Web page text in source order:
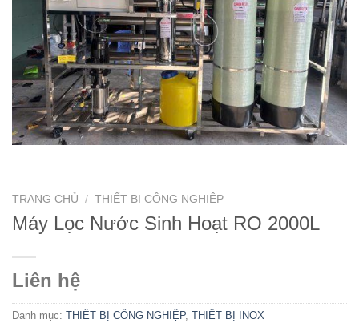
TRANG CHỦ / THIẾT BỊ CÔNG NGHIỆP
Máy Lọc Nước Sinh Hoạt RO 2000L
Liên hệ
Danh mục: THIẾT BỊ CÔNG NGHIỆP, THIẾT BỊ INOX